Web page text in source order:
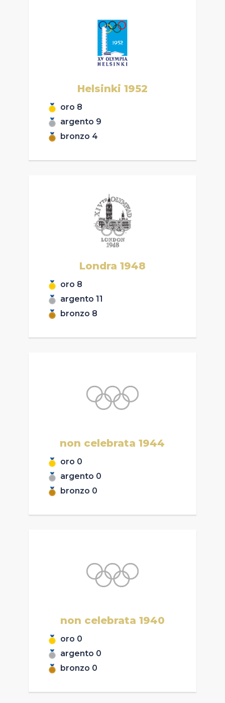
Helsinki 1952
oro 8
argento 9
bronzo 4
Londra 1948
oro 8
argento 11
bronzo 8
non celebrata 1944
oro 0
argento 0
bronzo 0
non celebrata 1940
oro 0
argento 0
bronzo 0